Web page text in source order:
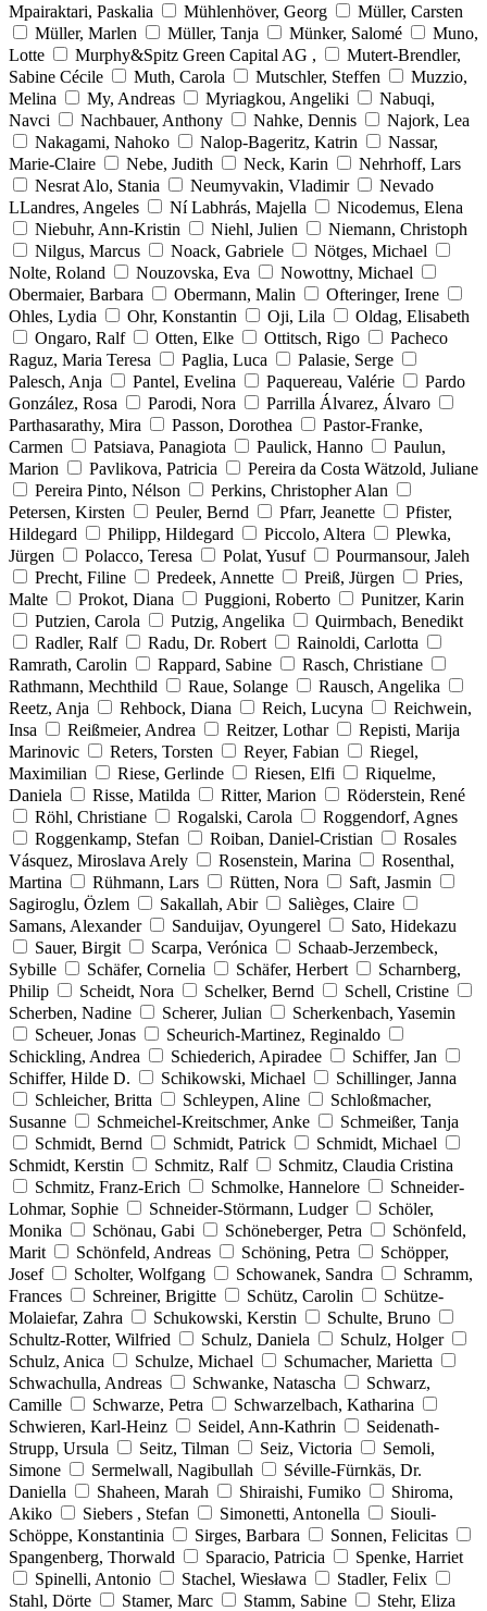
Mpairaktari, Paskalia
Mühlenhöver, Georg
Müller, Carsten
Müller, Marlen
Müller, Tanja Münker, Salomé
Muno,
Lotte
Murphy&Spitz Green Capital AG ,
Mutert-Brendler,
Sabine Cécile
Muth, Carola Mutschler, Steffen
Muzzio,
Melina
My, Andreas Myriagkou, Angeliki
Nabuqi,
Navci
Nachbauer, Anthony Nahke, Dennis
Najork, Lea
Nakagami, Nahoko
Nalop-Bageritz, Katrin
Nassar,
Marie-Claire
Nebe, Judith Neck, Karin
Nehrhoff, Lars
Nesrat Alo, Stania
Neumyvakin, Vladimir
Nevado
LLandres, Angeles
Ní Labhrás, Majella
Nicodemus, Elena
Niebuhr, Ann-Kristin
Niehl, Julien
Niemann, Christoph
Nilgus, Marcus
Noack, Gabriele
Nötges, Michael
Nolte, Roland
Nouzovska, Eva
Nowottny, Michael
Obermaier, Barbara
Obermann, Malin
Ofteringer, Irene
Ohles, Lydia
Ohr, Konstantin Oji, Lila
Oldag, Elisabeth
Ongaro, Ralf
Otten, Elke Ottitsch, Rigo
Pacheco
Raguz, Maria Teresa
Paglia, Luca
Palasie, Serge
Palesch, Anja
Pantel, Evelina Paquereau, Valérie
Pardo
González, Rosa
Parodi, Nora
Parrilla Álvarez, Álvaro
Parthasarathy, Mira
Passon, Dorothea
Pastor-Franke,
Carmen
Patsiava, Panagiota Paulick, Hanno
Paulun,
Marion
Pavlikova, Patricia
Pereira da Costa Wätzold, Juliane
Pereira Pinto, Nélson
Perkins, Christopher Alan
Petersen, Kirsten
Peuler, Bernd Pfarr, Jeanette
Pfister,
Hildegard
Philipp, Hildegard Piccolo, Altera
Plewka,
Jürgen
Polacco, Teresa Polat, Yusuf
Pourmansour, Jaleh
Precht, Filine
Predeek, Annette Preiß, Jürgen
Pries,
Malte
Prokot, Diana Puggioni, Roberto
Punitzer, Karin
Putzien, Carola
Putzig, Angelika
Quirmbach, Benedikt
Radler, Ralf
Radu, Dr. Robert
Rainoldi, Carlotta
Ramrath, Carolin
Rappard, Sabine
Rasch, Christiane
Rathmann, Mechthild
Raue, Solange
Rausch, Angelika
Reetz, Anja
Rehbock, Diana Reich, Lucyna
Reichwein,
Insa
Reißmeier, Andrea Reitzer, Lothar
Repisti, Marija
Marinovic
Reters, Torsten Reyer, Fabian
Riegel,
Maximilian
Riese, Gerlinde Riesen, Elfi
Riquelme,
Daniela
Risse, Matilda Ritter, Marion
Röderstein, René
Röhl, Christiane
Rogalski, Carola
Roggendorf, Agnes
Roggenkamp, Stefan
Roiban, Daniel-Cristian
Rosales
Vásquez, Miroslava Arely
Rosenstein, Marina
Rosenthal,
Martina
Rühmann, Lars Rütten, Nora
Saft, Jasmin
Sagiroglu, Özlem
Sakallah, Abir
Salièges, Claire
Samans, Alexander
Sanduijav, Oyungerel
Sato, Hidekazu
Sauer, Birgit
Scarpa, Verónica
Schaab-Jerzembeck,
Sybille
Schäfer, Cornelia Schäfer, Herbert
Scharnberg,
Philip
Scheidt, Nora Schelker, Bernd
Schell, Cristine
Scherben, Nadine
Scherer, Julian
Scherkenbach, Yasemin
Scheuer, Jonas
Scheurich-Martinez, Reginaldo
Schickling, Andrea
Schiederich, Apiradee
Schiffer, Jan
Schiffer, Hilde D.
Schikowski, Michael
Schillinger, Janna
Schleicher, Britta
Schleypen, Aline
Schloßmacher,
Susanne
Schmeichel-Kreitschmer, Anke
Schmeißer, Tanja
Schmidt, Bernd
Schmidt, Patrick
Schmidt, Michael
Schmidt, Kerstin
Schmitz, Ralf
Schmitz, Claudia Cristina
Schmitz, Franz-Erich
Schmolke, Hannelore
Schneider-
Lohmar, Sophie
Schneider-Störmann, Ludger
Schöler,
Monika
Schönau, Gabi Schöneberger, Petra
Schönfeld,
Marit
Schönfeld, Andreas Schöning, Petra
Schöpper,
Josef
Scholter, Wolfgang Schowanek, Sandra
Schramm,
Frances
Schreiner, Brigitte Schütz, Carolin
Schütze-
Molaiefar, Zahra
Schukowski, Kerstin
Schulte, Bruno
Schultz-Rotter, Wilfried
Schulz, Daniela
Schulz, Holger
Schulz, Anica
Schulze, Michael
Schumacher, Marietta
Schwachulla, Andreas
Schwanke, Natascha
Schwarz,
Camille
Schwarze, Petra
Schwarzelbach, Katharina
Schwieren, Karl-Heinz
Seidel, Ann-Kathrin
Seidenath-
Strupp, Ursula
Seitz, Tilman Seiz, Victoria
Semoli,
Simone
Sermelwall, Nagibullah
Séville-Fürnkäs, Dr.
Daniella
Shaheen, Marah Shiraishi, Fumiko
Shiroma,
Akiko
Siebers , Stefan Simonetti, Antonella
Siouli-
Schöppe, Konstantinia
Sirges, Barbara
Sonnen, Felicitas
Spangenberg, Thorwald
Sparacio, Patricia
Spenke, Harriet
Spinelli, Antonio
Stachel, Wiesława
Stadler, Felix
Stahl, Dörte
Stamer, Marc Stamm, Sabine
Stehr, Eliza